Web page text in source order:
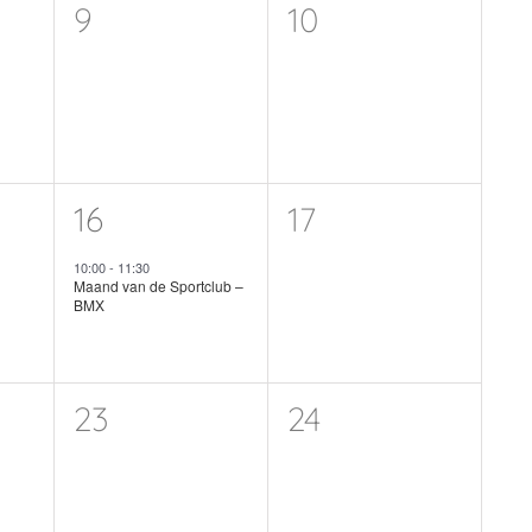
0
9
0
10
1
evenement,
16
10:00- 11:30
Maand van de Sportclub –
BMX
0
17
0
23
0
24